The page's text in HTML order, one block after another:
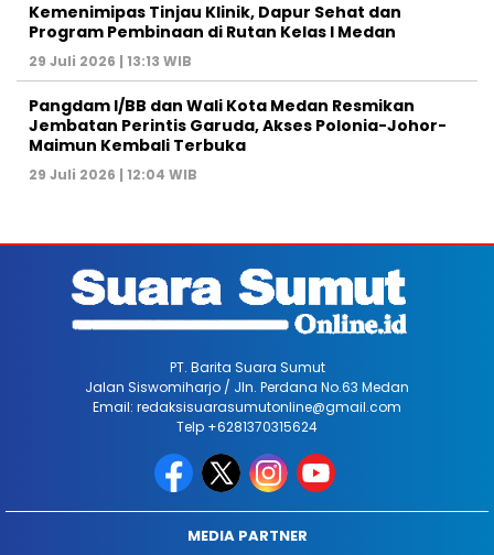
Kemenimipas Tinjau Klinik, Dapur Sehat dan
Program Pembinaan di Rutan Kelas I Medan
29 Juli 2026 | 13:13 WIB
Pangdam I/BB dan Wali Kota Medan Resmikan
Jembatan Perintis Garuda, Akses Polonia-Johor-
Maimun Kembali Terbuka
29 Juli 2026 | 12:04 WIB
PT. Barita Suara Sumut
Jalan Siswomiharjo / Jln. Perdana No.63 Medan
Email: redaksisuarasumutonline@gmail.com
Telp +6281370315624
MEDIA PARTNER